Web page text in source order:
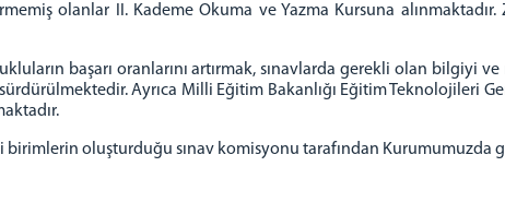
olanlar II. Kademe Okuma ve Yazma Kursuna
başarı oranlarını artırmak, sınavlarda gerekli olan bilgiyi
Ayrıca Milli Eğitim Bakanlığı Eğitim Teknolojileri
birimlerin oluşturduğu sınav komisyonu tarafından Kurumumuzda